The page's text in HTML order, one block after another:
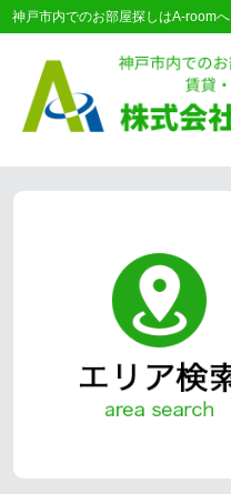
神戸市内でのお部屋探しはA-roomへ